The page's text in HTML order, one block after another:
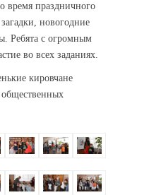
время праздничного
новогодние
Ребята с огромным
во всех заданиях.
кировчане